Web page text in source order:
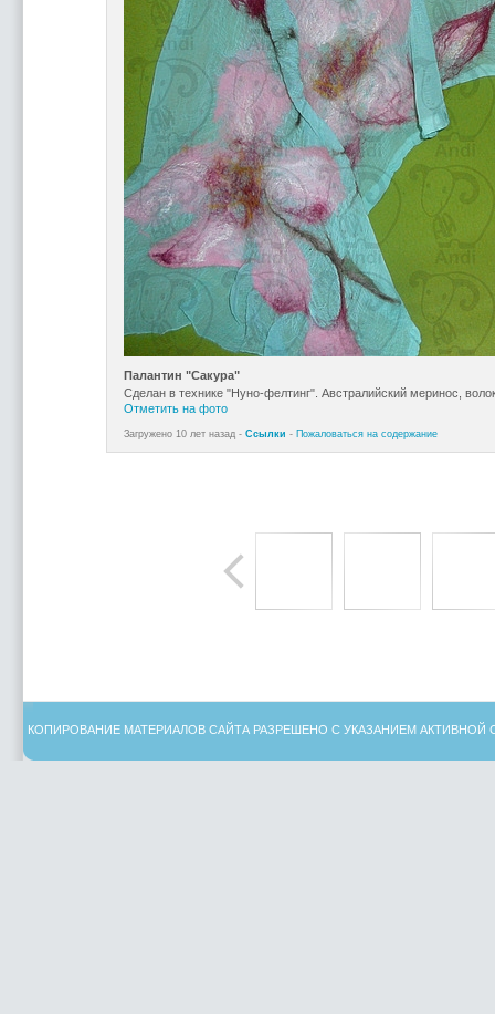
Палантин "Сакура"
Сделан в технике "Нуно-фелтинг". Австралийский меринос,
Отметить на фото
Загружено 10 лет назад - Ссылки - Пожаловаться на содержание
КОПИРОВАНИЕ МАТЕРИАЛОВ САЙТА РАЗРЕШЕНО С УКАЗАНИЕМ АКТИВНОЙ